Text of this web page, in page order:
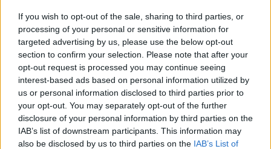
If you wish to opt-out of the sale, sharing to third parties, or
processing of your personal or sensitive information for
targeted advertising by us, please use the below opt-out
section to confirm your selection. Please note that after your
opt-out request is processed you may continue seeing
interest-based ads based on personal information utilized by
us or personal information disclosed to third parties prior to
your opt-out. You may separately opt-out of the further
disclosure of your personal information by third parties on the
IAB’s list of downstream participants. This information may
also be disclosed by us to third parties on the IAB’s List of
utcáin, és csak a hatodik rajtkockát tudta
megszerezni vasárnapra. A pontversenyben már
most jelentős a hátránya, Antonelli 43 ponttal
vezet előtte, és ha a futam az időmérő
sorrendjében érne véget, a különbség 60 pontra
nőne.